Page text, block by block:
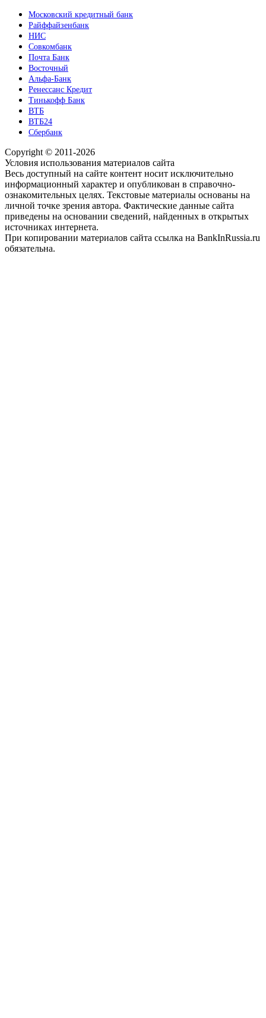
Московский кредитный банк
Райффайзенбанк
НИС
Совкомбанк
Почта Банк
Восточный
Альфа-Банк
Ренессанс Кредит
Тинькофф Банк
ВТБ
ВТБ24
Сбербанк
Copyright © 2011-2026
Условия использования материалов сайта
Весь доступный на сайте контент носит исключительно
информационный характер и опубликован в справочно-
ознакомительных целях. Текстовые материалы основаны на
личной точке зрения автора. Фактические данные сайта
приведены на основании сведений, найденных в открытых
источниках интернета.
При копировании материалов сайта ссылка на BankInRussia.ru
обязательна.